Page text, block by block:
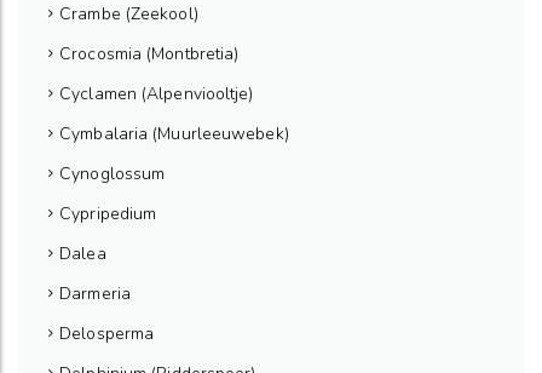
Crambe (Zeekool)
Crocosmia (Montbretia)
Cyclamen (Alpenviooltje)
Cymbalaria (Muurleeuwebek)
Cynoglossum
Cypripedium
Dalea
Darmeria
Delosperma